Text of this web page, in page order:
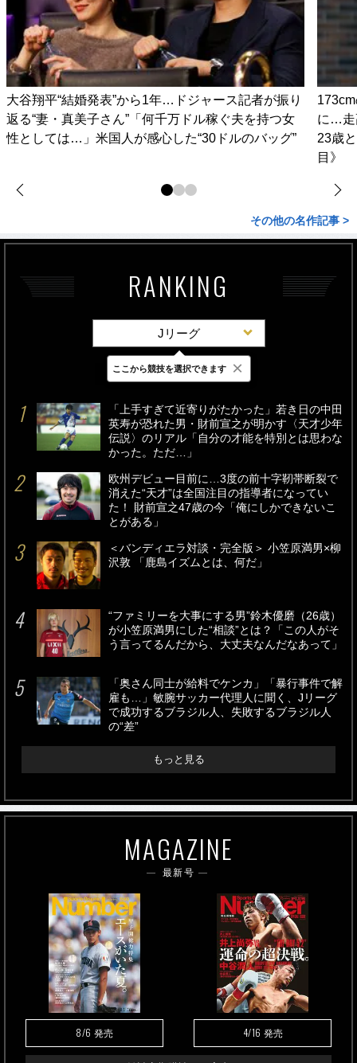
大谷翔平“結婚発表”から1年…ドジャース記者が振り
返る“妻・真美子さん”「何千万ドル稼ぐ夫を持つ女
性としては…」米国人が感心した“30ドルのバッグ”
に…走
23歳
目》
その他の名作記事 >
RANKING
Jリーグ
最新 24時間 週間
「上手すぎて近寄りがたかった」若き日の中田
英寿が恐れた男・財前宣之が明かす〈天才少年
伝説〉のリアル「自分の才能を特別とは思わな
かった。ただ…」
欧州デビュー目前に…3度の前十字靭帯断裂で
消えた“天才”は全国注目の指導者になってい
た！ 財前宣之47歳の今「俺にしかできないこ
とがある」
＜バンディエラ対談・完全版＞ 小笠原満男×柳
沢敦 「鹿島イズムとは、何だ」
“ファミリーを大事にする男”鈴木優磨（26歳）
が小笠原満男にした“相談”とは？「この人がそ
う言ってるんだから、大丈夫なんだなあって」
「奥さん同士が給料でケンカ」「暴行事件で解
雇も…」敏腕サッカー代理人に聞く、Jリーグ
で成功するブラジル人、失敗するブラジル人
の“差”
もっと見る
MAGAZINE
最新号
8/6 発売 4/16 発売
ここから競技を選択できます ×